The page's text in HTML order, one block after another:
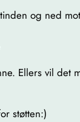
og ned
Ellers vil det
støtten:)